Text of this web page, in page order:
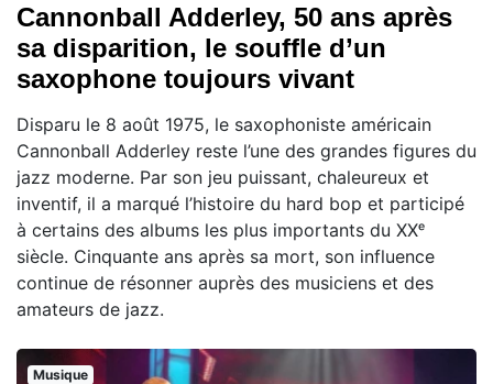
Cannonball Adderley, 50 ans après
sa disparition, le souffle d’un
saxophone toujours vivant
Disparu le 8 août 1975, le saxophoniste américain
Cannonball Adderley reste l’une des grandes figures du
jazz moderne. Par son jeu puissant, chaleureux et
inventif, il a marqué l’histoire du hard bop et participé
à certains des albums les plus importants du XXᵉ
siècle. Cinquante ans après sa mort, son influence
continue de résonner auprès des musiciens et des
amateurs de jazz.
Musique